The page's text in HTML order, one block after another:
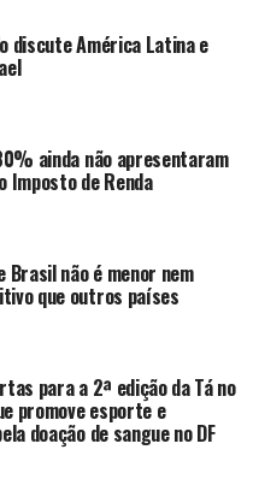
foi o Ceará, que
na disputa de pênaltis
regulamentar. O
Primeiro de Maio, em
Paranaense, o
Com um gol do
superou o
Estádio do Café.
São Paulo no
discute América Latina e
ainda não apresentaram
Imposto de Renda
Brasil não é menor nem
que outros países
para a 2ª edição da Tá no
promove esporte e
doação de sangue no DF